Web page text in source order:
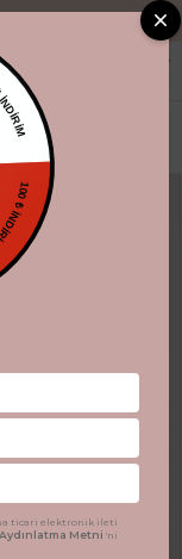
"Aynı gün
ticari elektronik ileti
Metni 'ni